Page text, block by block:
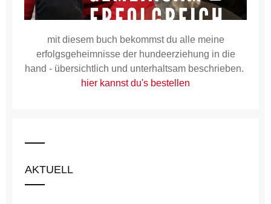
mit diesem buch bekommst du alle meine
erfolgsgeheimnisse der hundeerziehung in die
hand - übersichtlich und unterhaltsam beschrieben.
hier kannst du's bestellen
AKTUELL